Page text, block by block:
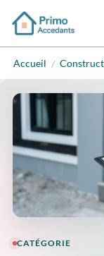
Accueil /
CATÉGORIE